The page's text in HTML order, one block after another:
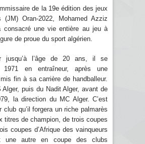
de la 19e édition des jeux
(JM) Oran-2022, Mohamed Azziz
consacré une vie entière au jeu à
de proue du sport algérien.
jusqu’à l’âge de 20 ans, il se
1971 en entraîneur, après une
fin à sa carrière de handballeur.
Alger, puis du Nadit Alger, avant de
la direction du MC Alger. C’est
club qu’il forgera un riche palmarès
titres de champion, de trois coupes
coupes d’Afrique des vainqueurs
une autre en coupe des clubs